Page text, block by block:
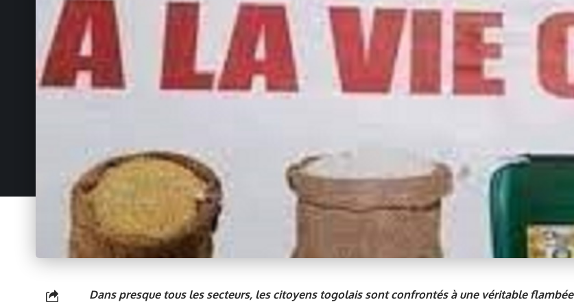
Dans presque tous les secteurs, les citoyens togolais sont confrontés à une véritable flambée